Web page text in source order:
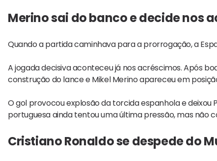
Merino sai do banco e decide nos
Quando a partida caminhava para a prorrogação, a
A jogada decisiva aconteceu já nos acréscimos. Após
construção do lance e Mikel Merino apareceu em
O gol provocou explosão da torcida espanhola e
portuguesa ainda tentou uma última pressão, mas não
Cristiano Ronaldo se despede do